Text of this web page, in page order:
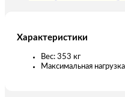
Характеристики
Вес: 353 кг
Максимальная